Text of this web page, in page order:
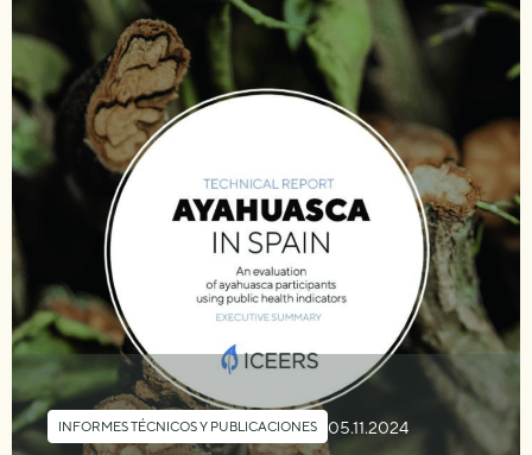
INFORMES TÉCNICOS Y PUBLICACIONES 05.11.2024